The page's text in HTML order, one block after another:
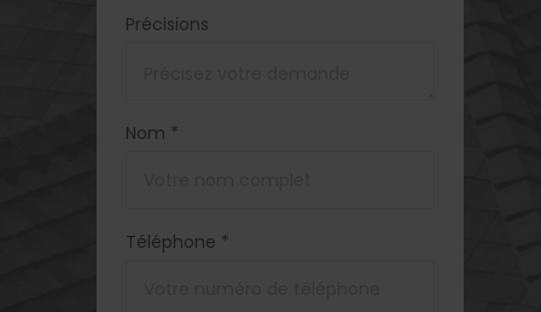
Précisions
Nom *
Téléphone *